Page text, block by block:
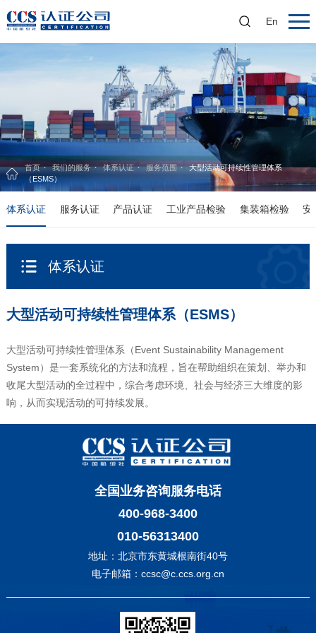
En
首页 我们的服务 体系认证 服务范围
大型活动可持续性管理体系
（ESMS）
体系认证 服务认证 产品认证 工业产品检验 集装箱检验 安
体系认证
大型活动可持续性管理体系（ESMS）
大型活动可持续性管理体系‌（Event Sustainability Management
System）是一套系统化的方法和流程，旨在帮助组织在策划、举办和
收尾大型活动的全过程中，综合考虑‌环境、社会与经济‌三大维度的影
响，从而实现活动的‌可持续发展‌。
全国业务咨询服务电话
400-968-3400
010-56313400
地址：北京市东黄城根南街40号
电子邮箱：ccsc@c.ccs.org.cn